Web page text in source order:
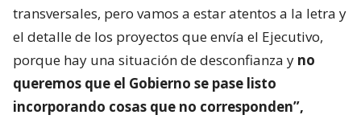
transversales, pero vamos a estar atentos a la letra y
el detalle de los proyectos que envía el Ejecutivo,
porque hay una situación de desconfianza y no
queremos que el Gobierno se pase listo
incorporando cosas que no corresponden”,